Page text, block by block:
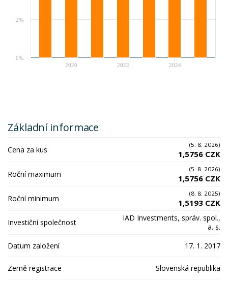
2020 2022 2024
0%
2%
Základní informace
Cena za kus (5. 8. 2026)
1,5756 CZK
Roční maximum (5. 8. 2026)
1,5756 CZK
Roční minimum (8. 8. 2025)
1,5193 CZK
Investiční společnost
IAD Investments, správ. spol.,
a. s.
Datum založení
17. 1. 2017
Země registrace Slovenská republika